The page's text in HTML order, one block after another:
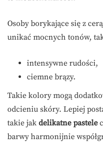
Osoby borykające się z
unikać mocnych tonów,
intensywne rudości,
ciemne brązy.
Takie kolory mogą
odcieniu skóry. Lepiej
takie jak delikatne pastele
barwy harmonijnie